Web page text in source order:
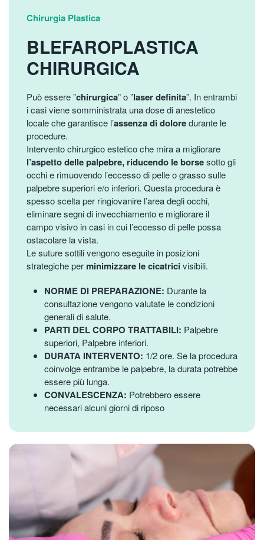
Chirurgia Plastica
BLEFAROPLASTICA
CHIRURGICA
Può essere ”chirurgica” o ”laser definita”. In entrambi
i casi viene somministrata una dose di anestetico
locale che garantisce l’assenza di doloredurante le
procedure.
Intervento chirurgico estetico che mira a migliorare
l’aspetto delle palpebre, riducendo le borsesotto gli
occhi e rimuovendo l’eccesso di pelle o grasso sulle
palpebre superiori e/o inferiori. Questa procedura è
spesso scelta per ringiovanire l’area degli occhi,
eliminare segni di invecchiamento e migliorare il
campo visivo in casi in cui l’eccesso di pelle possa
ostacolare la vista.
Le suture sottili vengono eseguite in posizioni
strategiche per minimizzare le cicatricivisibili.
NORME DI PREPARAZIONE: Durante la
consultazione vengono valutate le condizioni
generali di salute.
PARTI DEL CORPO TRATTABILI: Palpebre
superiori, Palpebre inferiori.
DURATA INTERVENTO: 1/2 ore. Se la procedura
coinvolge entrambe le palpebre, la durata potrebbe
essere più lunga.
CONVALESCENZA: Potrebbero essere
necessari alcuni giorni di riposo